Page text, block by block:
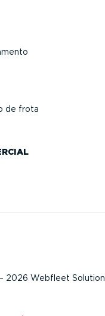
de frota
Webfleet